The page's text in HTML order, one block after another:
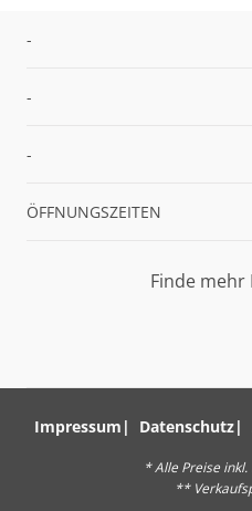
-
-
-
ÖFFNUNGSZEITEN
Finde
Impressum Datenschutz
* Alle Preise
**